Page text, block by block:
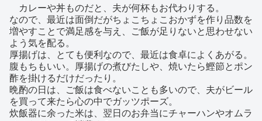
カレーや丼ものだと、夫が何杯もお代わりする。
なので、最近は面倒だがちょこちょこおかずを作り品数を
増やすことで満足感を与え、ご飯が足りないと思わせない
よう気を配る。
厚揚げは、とても便利なので、最近は食卓によくあがる。
腹もちもいい。厚揚げの煮びたしや、焼いたら鰹節とポン
酢を掛けるだけだったり。
晩酌の日は、ご飯は食べないことも多いので、夫がビール
を買って来たら心の中でガッツポーズ。
炊飯器に余った米は、翌日のお弁当にチャーハンやオムラ